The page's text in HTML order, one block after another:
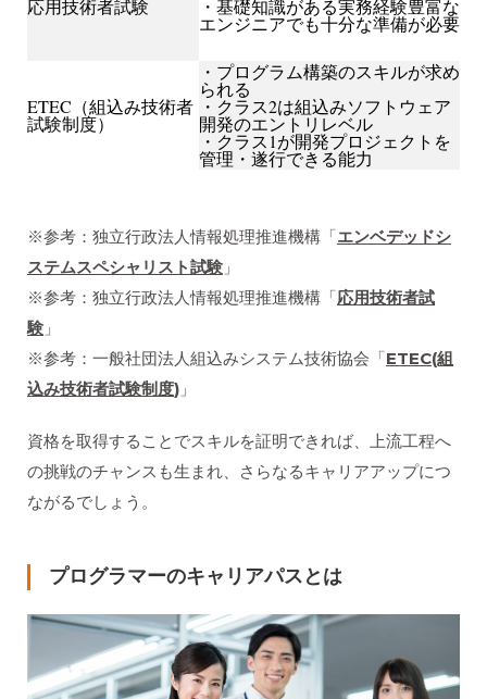
応用技術者試験 ・基礎知識がある実務経験豊富な
エンジニアでも十分な準備が必要
ETEC（組込み技術者
試験制度）
・プログラム構築のスキルが求め
られる
・クラス2は組込みソフトウェア
開発のエントリレベル
・クラス1が開発プロジェクトを
管理・遂行できる能力
※参考：独立行政法人情報処理推進機構「エンベデッドシ
ステムスペシャリスト試験 」
※参考：独立行政法人情報処理推進機構「応用技術者試
験 」
※参考：一般社団法人組込みシステム技術協会「ETEC(組
込み技術者試験制度) 」
資格を取得することでスキルを証明できれば、上流工程へ
の挑戦のチャンスも生まれ、さらなるキャリアアップにつ
ながるでしょう。
プログラマーのキャリアパスとは